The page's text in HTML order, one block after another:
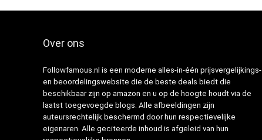
Over ons
Followfamous.nl is een moderne alles-in-één prijsvergelijkings-
en beoordelingswebsite die de beste deals biedt die
beschikbaar zijn op amazon en u op de hoogte houdt via de
laatst toegevoegde blogs. Alle afbeeldingen zijn
auteursrechtelijk beschermd door hun respectievelijke
eigenaren. Alle geciteerde inhoud is afgeleid van hun